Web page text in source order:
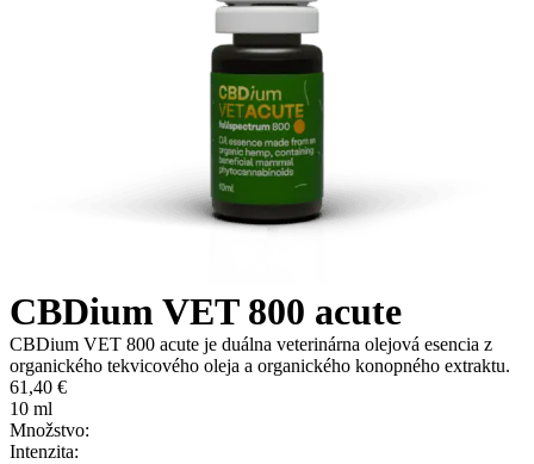
CBDium VET 800 acute
CBDium VET 800 acute je duálna veterinárna olejová esencia z
organického tekvicového oleja a organického konopného extraktu.
61,40 €
10 ml
Množstvo:
Intenzita: